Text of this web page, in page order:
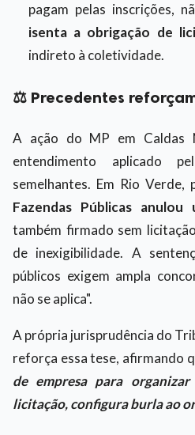
pagam pelas inscrições,
isenta a obrigação de
indireto à coletividade.
⚖️ Precedentes
A ação do MP em Caldas
entendimento aplicado
semelhantes. Em Rio Verde,
Fazendas Públicas
também firmado sem
de inexigibilidade. A
públicos exigem ampla
não se aplica".
A própria jurisprudência do
reforça essa tese, afirmando
de empresa para
licitação, configura burla ao